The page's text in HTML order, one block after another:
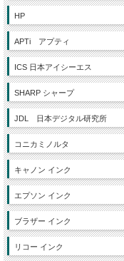
HP
APTi アプティ
ICS 日本アイシーエス
SHARP シャープ
JDL 日本デジタル研究所
コニカミノルタ
キャノン インク
エプソン インク
ブラザー インク
リコー インク